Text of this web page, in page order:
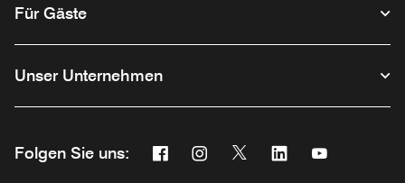
Für Gäste
Unser Unternehmen
Folgen Sie uns: Facebook
Opens a new window
Instagram
Opens a new window
Twitter
Opens a new window
Linkedin
Opens a new
Opens a